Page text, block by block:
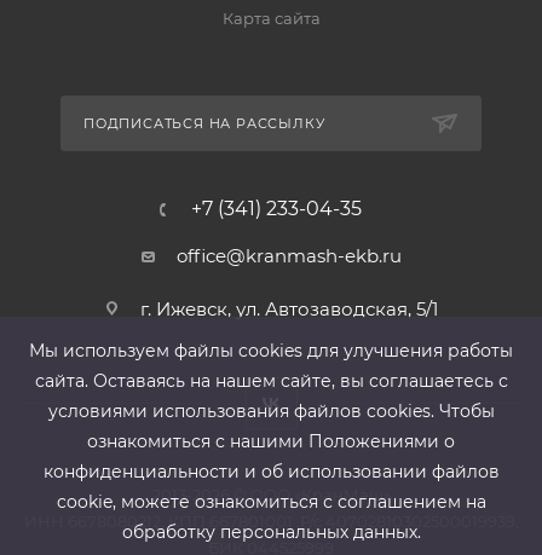
Карта сайта
ПОДПИСАТЬСЯ НА РАССЫЛКУ
+7 (341) 233-04-35
office@kranmash-ekb.ru
г. Ижевск, ул. Автозаводская, 5/1
2013-2026 ©ООО «КранМаш»
ИНН 6678080212, КПП 667801001 ,Р/с 40702810302500019939,
БИК 044525999
Мы используем файлы cооkies для улучшения работы
сайта. Оставаясь на нашем сайте, вы соглашаетесь с
условиями использования файлов cооkies. Чтобы
ознакомиться с нашими Положениями о
конфиденциальности и об использовании файлов
cookie, можете ознакомиться с соглашением на
обработку персональных данных.